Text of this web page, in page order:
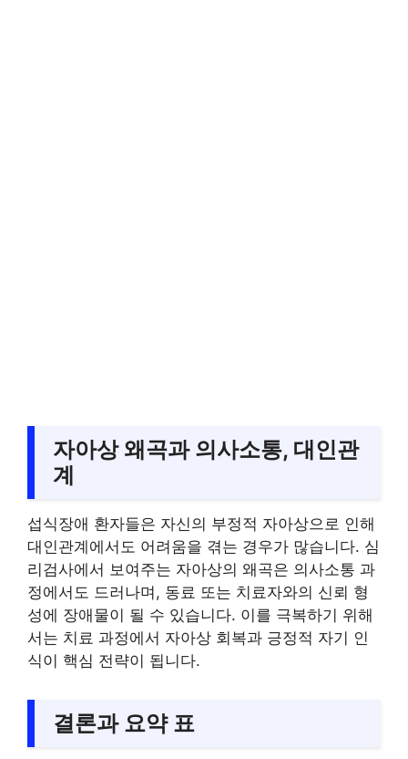
자아상 왜곡과 의사소통, 대인관
계
섭식장애 환자들은 자신의 부정적 자아상으로 인해
대인관계에서도 어려움을 겪는 경우가 많습니다. 심
리검사에서 보여주는 자아상의 왜곡은 의사소통 과
정에서도 드러나며, 동료 또는 치료자와의 신뢰 형
성에 장애물이 될 수 있습니다. 이를 극복하기 위해
서는 치료 과정에서 자아상 회복과 긍정적 자기 인
식이 핵심 전략이 됩니다.
결론과 요약 표